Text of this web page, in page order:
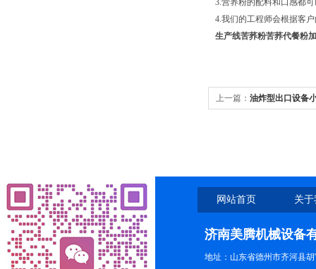
3.营养粉的配料和口感都
4.我们的工程师会根据客
生产线苦荞粉苦荞代餐粉
上一篇： 油炸型出口设备
网站首页 关
济南美腾机械设备
地址：山东省德州市齐河县